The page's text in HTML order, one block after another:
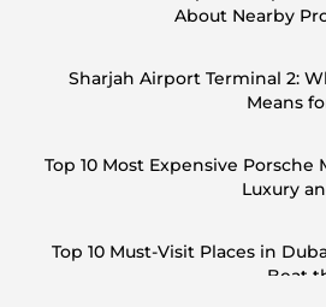
About Nearby
Sharjah Airport Terminal 2:
Means
Top 10 Most Expensive Porsche
Luxury
Top 10 Must-Visit Places in
Beat